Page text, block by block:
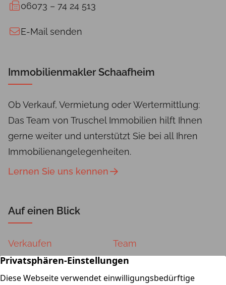
06073 – 74 24 513
E-Mail senden
Immobilienmakler Schaafheim
Ob Verkauf, Vermietung oder Wertermittlung:
Das Team von Truschel Immobilien hilft Ihnen
gerne weiter und unterstützt Sie bei all Ihren
Immobilienangelegenheiten.
Lernen Sie uns kennen
Auf einen Blick
Verkaufen Team